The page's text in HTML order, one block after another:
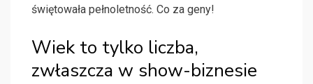
świętowała pełnoletność. Co za geny!
Wiek to tylko liczba,
zwłaszcza w show-biznesie